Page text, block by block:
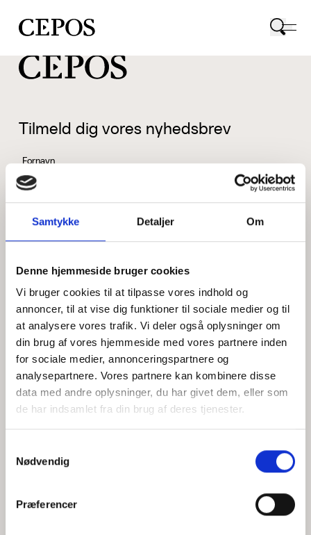
Samtykke Detaljer Om
Denne hjemmeside bruger cookies
Vi bruger cookies til at tilpasse vores indhold og
annoncer, til at vise dig funktioner til sociale medier og til
at analysere vores trafik. Vi deler også oplysninger om
din brug af vores hjemmeside med vores partnere inden
for sociale medier, annonceringspartnere og
analysepartnere. Vores partnere kan kombinere disse
data med andre oplysninger, du har givet dem, eller som
de har indsamlet fra din brug af deres tjenester.
Nødvendig
Præferencer
CEPOS logo
Tilmeld dig vores nyhedsbrev
Fornavn
Efternavn
Jeg accepterer behandlingen af mine personoplysninger i
henhold tilprivatlivspolitikken